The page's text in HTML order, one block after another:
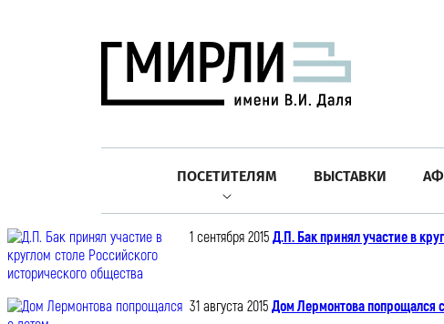
ПОСЕТИТЕЛЯМ ВЫСТАВКИ
1 сентября 2015 Д.П. Бак принял участие в
31 августа 2015 Дом Лермонтова попрощался